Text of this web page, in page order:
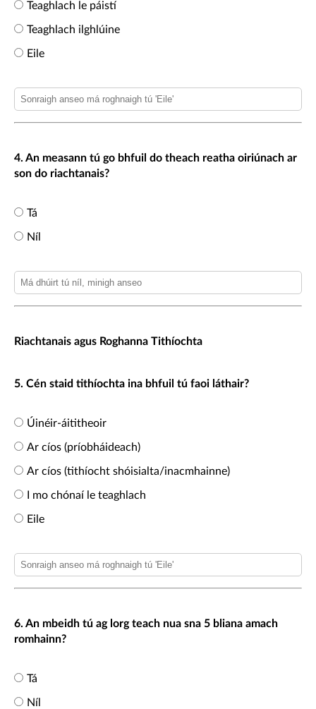
Teaghlach le páistí
Teaghlach ilghlúine
Eile
4. An measann tú go bhfuil do theach reatha oiriúnach ar
son do riachtanais?
Tá
Níl
Riachtanais agus Roghanna Tithíochta
5. Cén staid tithíochta ina bhfuil tú faoi láthair?
Úinéir-áititheoir
Ar cíos (príobháideach)
Ar cíos (tithíocht shóisialta/inacmhainne)
I mo chónaí le teaghlach
Eile
6. An mbeidh tú ag lorg teach nua sna 5 bliana amach
romhainn?
Tá
Níl